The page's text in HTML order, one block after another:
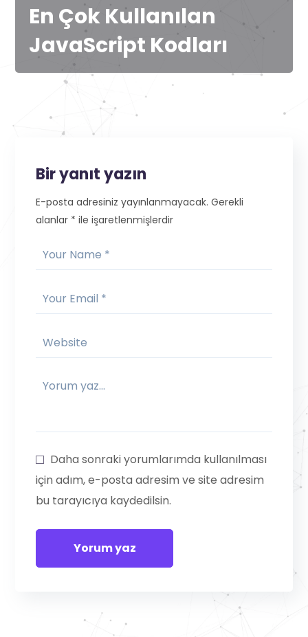
En Çok Kullanılan
JavaScript Kodları
Bir yanıt yazın
E-posta adresiniz yayınlanmayacak. Gerekli
alanlar * ile işaretlenmişlerdir
Daha sonraki yorumlarımda kullanılması
için adım, e-posta adresim ve site adresim
bu tarayıcıya kaydedilsin.